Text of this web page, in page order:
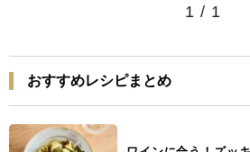
1 / 1
おすすめレシピまとめ